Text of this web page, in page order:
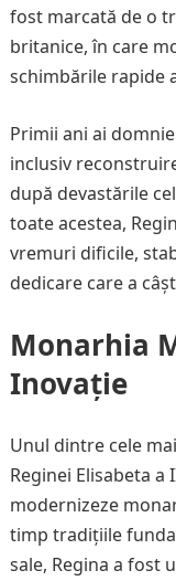
fost marcată de o
britanice, în care
schimbările rapide
Primii ani ai
inclusiv
după devastările
toate acestea,
vremuri dificile,
dedicare care a
Monarhia
Inovație
Unul dintre cele
Reginei Elisabeta a
modernizeze
timp tradițiile
sale, Regina a fost